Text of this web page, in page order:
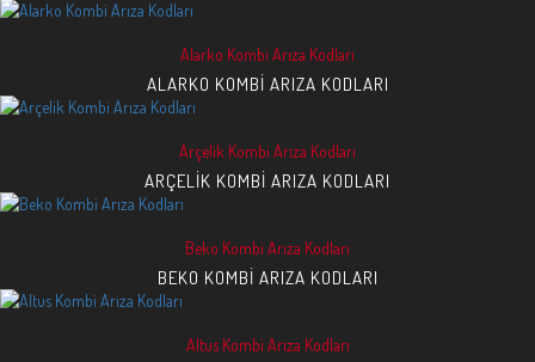
Alarko Kombi Arıza Kodları
ALARKO KOMBI ARIZA KODLARI
Arçelik Kombi Arıza Kodları
ARÇELIK KOMBI ARIZA KODLARI
Beko Kombi Arıza Kodları
BEKO KOMBI ARIZA KODLARI
Altus Kombi Arıza Kodları